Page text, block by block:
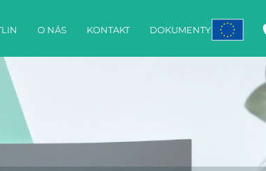
O NÁS KONTAKT DOKUMENTY